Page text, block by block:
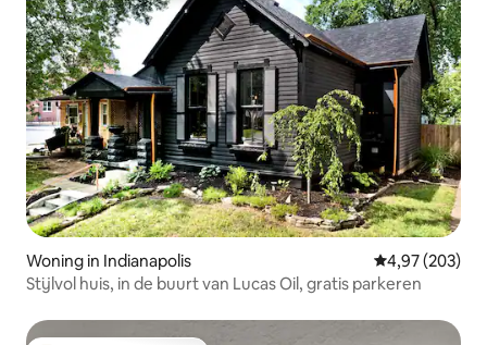
Woning in Indianapolis Gemiddelde
4,97 (203)
Stijlvol huis, in de buurt van Lucas Oil, gratis parkeren